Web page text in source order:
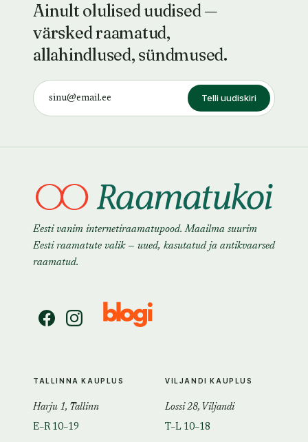
Ainult olulised uudised —
värsked raamatud,
allahindlused, sündmused.
Telli uudiskiri
Eesti vanim internetiraamatupood. Maailma suurim
Eesti raamatute valik — uued, kasutatud ja antikvaarsed
raamatud.
TALLINNA KAUPLUS
Harju 1, Tallinn
E–R 10–19
VILJANDI KAUPLUS
Lossi 28, Viljandi
T–L 10–18